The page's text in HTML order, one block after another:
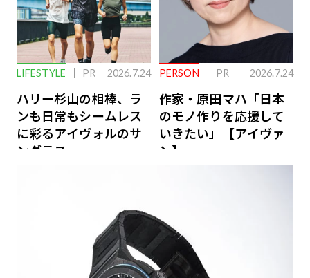
LIFESTYLE PR 2026.7.24
ハリー杉山の相棒、ラ
ンも日常もシームレス
に彩るアイヴォルのサ
ングラス
PERSON PR 2026.7.24
作家・原田マハ「日本
のモノ作りを応援して
いきたい」【アイヴァ
ン】